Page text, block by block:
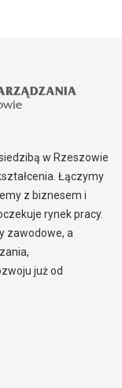
w Rzeszowie
Łączymy
z biznesem i
rynek pracy.
zawodowe, a
już od